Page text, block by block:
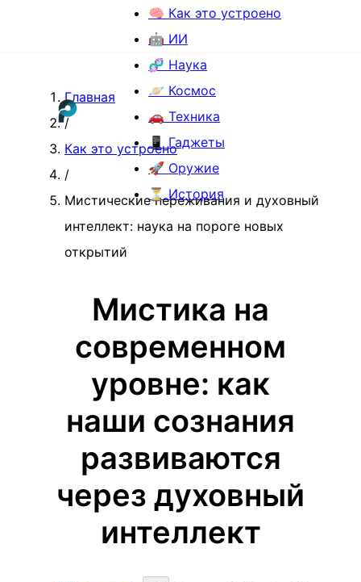
🧠 Как это устроено
🤖 ИИ
🧬 Наука
🪐 Космос
🚗 Техника
📱 Гаджеты
🚀 Оружие
⏳ История
Главная
/
Как это устроено
/
Мистические переживания и духовный
интеллект: наука на пороге новых
открытий
Мистика на
современном
уровне: как
наши сознания
развиваются
через духовный
интеллект